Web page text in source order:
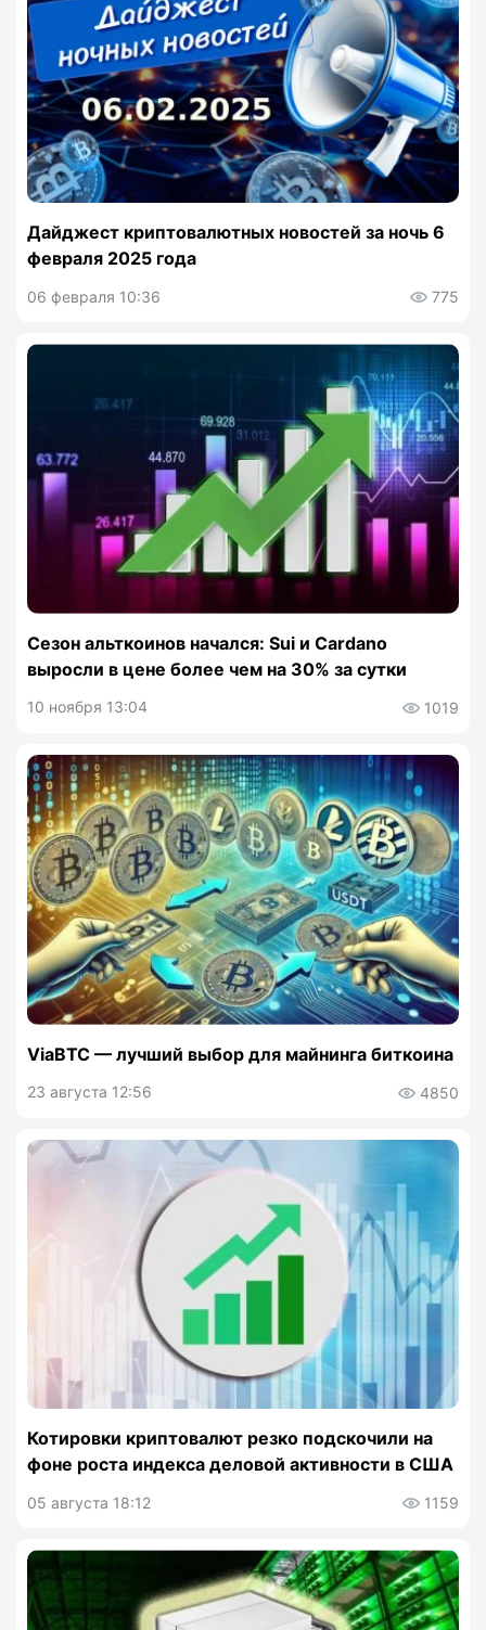
Дайджест криптовалютных новостей за ночь 6
февраля 2025 года
06 февраля 10:36 775
Сезон альткоинов начался: Sui и Cardano
выросли в цене более чем на 30% за сутки
10 ноября 13:04 1019
ViaBTC — лучший выбор для майнинга биткоина
23 августа 12:56 4850
Котировки криптовалют резко подскочили на
фоне роста индекса деловой активности в США
05 августа 18:12 1159